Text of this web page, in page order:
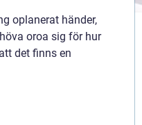
oplanerat händer,
oroa sig för hur
det finns en